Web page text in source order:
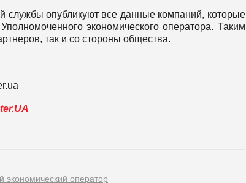
службы опубликуют все данные компаний, которые
экономического оператора. Таким
так и со стороны общества.
экономический оператор